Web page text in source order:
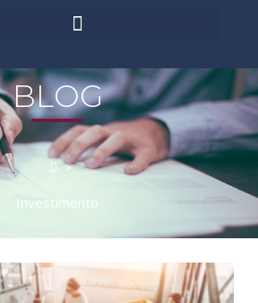
BLOG
>
Investimento